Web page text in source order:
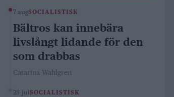
7 augSOCIALISTISK
Bältros kan innebära
livslångt lidande för den
som drabbas
Catarina Wahlgren
28 julSOCIALISTISK